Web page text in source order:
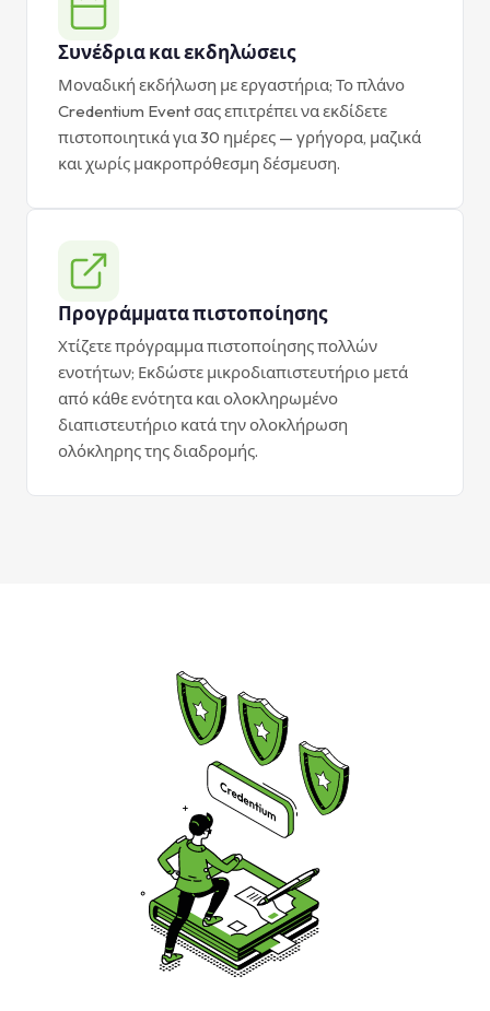
Συνέδρια και εκδηλώσεις
Μοναδική εκδήλωση με εργαστήρια; Το πλάνο
Credentium Event σας επιτρέπει να εκδίδετε
πιστοποιητικά για 30 ημέρες — γρήγορα, μαζικά
και χωρίς μακροπρόθεσμη δέσμευση.
Προγράμματα πιστοποίησης
Χτίζετε πρόγραμμα πιστοποίησης πολλών
ενοτήτων; Εκδώστε μικροδιαπιστευτήριο μετά
από κάθε ενότητα και ολοκληρωμένο
διαπιστευτήριο κατά την ολοκλήρωση
ολόκληρης της διαδρομής.